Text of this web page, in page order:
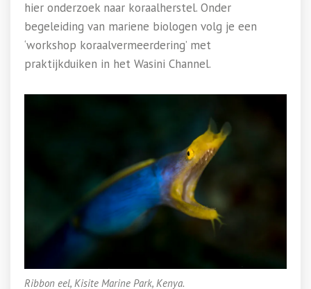
hier onderzoek naar koraalherstel. Onder
begeleiding van mariene biologen volg je een
‘workshop koraalvermeerdering’ met
praktijkduiken in het Wasini Channel.
Ribbon eel, Kisite Marine Park, Kenya.